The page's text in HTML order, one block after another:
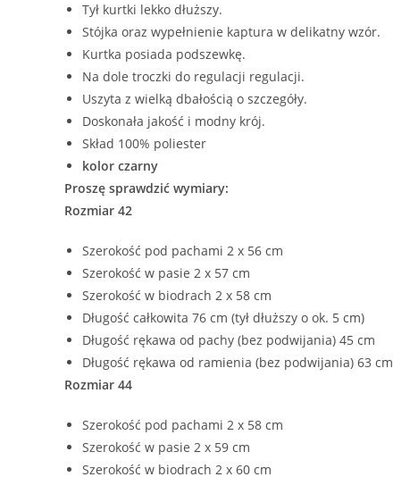
Tył kurtki lekko dłuższy.
Stójka oraz wypełnienie kaptura w delikatny wzór.
Kurtka posiada podszewkę.
Na dole troczki do regulacji regulacji.
Uszyta z wielką dbałością o szczegóły.
Doskonała jakość i modny krój.
Skład 100% poliester
kolor czarny
Proszę sprawdzić wymiary:
Rozmiar 42
Szerokość pod pachami 2 x 56 cm
Szerokość w pasie 2 x 57 cm
Szerokość w biodrach 2 x 58 cm
Długość całkowita 76 cm (tył dłuższy o ok. 5 cm)
Długość rękawa od pachy (bez podwijania) 45 cm
Długość rękawa od ramienia (bez podwijania) 63 cm
Rozmiar 44
Szerokość pod pachami 2 x 58 cm
Szerokość w pasie 2 x 59 cm
Szerokość w biodrach 2 x 60 cm